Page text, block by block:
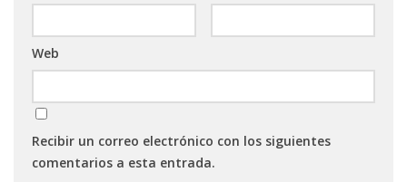
Web
Recibir un correo electrónico con los siguientes
comentarios a esta entrada.